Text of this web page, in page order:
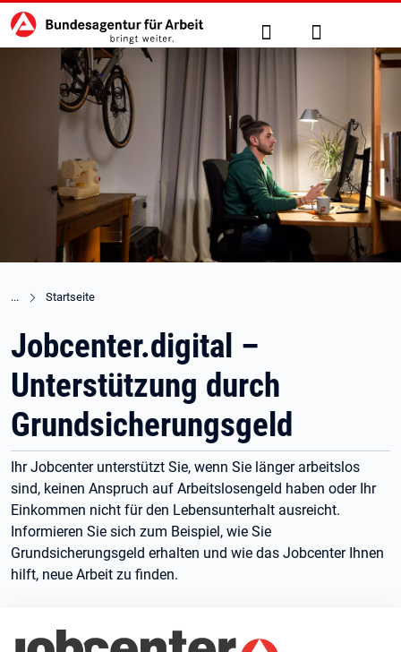
zu den Hauptinhalten springen
Hauptnavigation Suche Anmelden
Startseite
Jobcenter.digital –
Unterstützung durch
Grundsicherungsgeld
Ihr Jobcenter unterstützt Sie, wenn Sie länger arbeitslos
sind, keinen Anspruch auf Arbeitslosengeld haben oder Ihr
Einkommen nicht für den Lebensunterhalt ausreicht.
Informieren Sie sich zum Beispiel, wie Sie
Grundsicherungsgeld erhalten und wie das Jobcenter Ihnen
hilft, neue Arbeit zu finden.
Branding-Bereich Beschreibung